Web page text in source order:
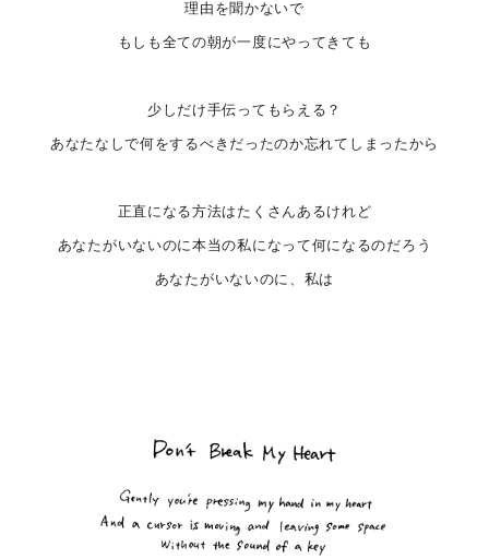
理由を聞かないで
もしも全ての朝が一度にやってきても
少しだけ手伝ってもらえる？
あなたなしで何をするべきだったのか忘れてしまったから
正直になる方法はたくさんあるけれど
あなたがいないのに本当の私になって何になるのだろう
あなたがいないのに、私は